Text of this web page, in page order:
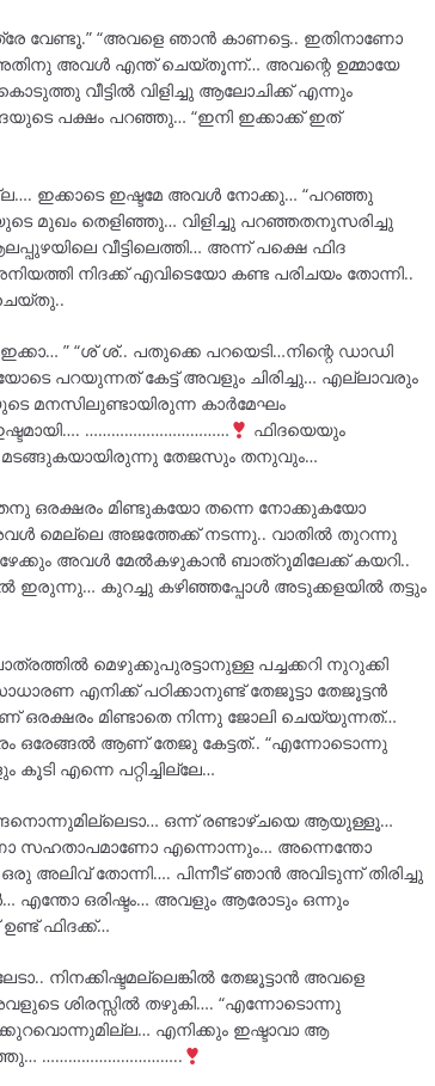
വേണ്ടൂ.” “അവളെ ഞാൻ കാണട്ടെ.. ഇതിനാണോ
അവൾ എന്ത് ചെയ്തൂന്ന്… അവന്റെ ഉമ്മായേ
വീട്ടിൽ വിളിച്ചു ആലോചിക്ക് എന്നും
പക്ഷം പറഞ്ഞു… “ഇനി ഇക്കാക്ക് ഇത്
ഇക്കാടെ ഇഷ്ടമേ അവൾ നോക്കു… “പറഞ്ഞു
മുഖം തെളിഞ്ഞു… വിളിച്ചു പറഞ്ഞതനുസരിച്ചു
വീട്ടിലെത്തി… അന്ന് പക്ഷെ ഫിദ
നിദക്ക് എവിടെയോ കണ്ട പരിചയം തോന്നി..
ഇക്കാ… ” “ശ് ശ്.. പതുക്കെ പറയെടി…നിന്റെ ഡാഡി
പറയുന്നത് കേട്ട് അവളും ചിരിച്ചു… എല്ലാവരും
മനസിലുണ്ടായിരുന്ന കാർമേഘം
……………………………
ഫിദയെയും
മടങ്ങുകയായിരുന്നു തേജസും തനുവും…
തനു ഒരക്ഷരം മിണ്ടുകയോ തന്നെ നോക്കുകയോ
മെല്ലെ അജത്തേക്ക് നടന്നു.. വാതിൽ തുറന്നു
അവൾ മേൽകഴുകാൻ ബാത്റൂമിലേക്ക് കയറി..
ഇരുന്നു… കുറച്ചു കഴിഞ്ഞപ്പോൾ അടുക്കളയിൽ തട്ടും
മെഴുക്കുപുരട്ടാനുള്ള പച്ചക്കറി നുറുക്കി
എനിക്ക് പഠിക്കാനുണ്ട് തേജൂട്ടാ തേജൂട്ടൻ
മിണ്ടാതെ നിന്നു ജോലി ചെയ്യുന്നത്…
ഒരേങ്ങൽ ആണ് തേജു കേട്ടത്.. “എന്നോടൊന്നു
എന്നെ പറ്റിച്ചില്ലേ…
ഒന്ന് രണ്ടാഴ്ചയെ ആയുള്ളൂ…
സഹതാപമാണോ എന്നൊന്നും… അന്നെന്തോ
തോന്നി…. പിന്നീട് ഞാൻ അവിടുന്ന് തിരിച്ചു
എന്തോ ഒരിഷ്ടം… അവളും ആരോടും ഒന്നും
ഫിദക്ക്…
നിനക്കിഷ്ടമല്ലെങ്കിൽ തേജൂട്ടാൻ അവളെ
ശിരസ്സിൽ തഴുകി…. “എന്നോടൊന്നു
എനിക്കും ഇഷ്ടാവാ ആ
…………………………..